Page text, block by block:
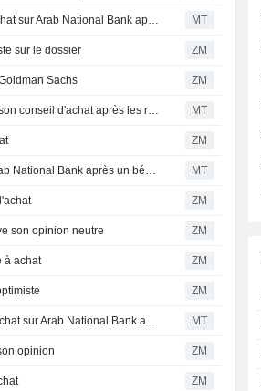
Riyad Capital maintient sa recommandation d'achat sur Arab National Bank après des résultats supérieurs aux attentes au deuxième trimestre MT
sur le dossier ZM
Sachs ZM
Arab National Bank : United Securities confirme son conseil d'achat après les résultats du premier trimestre MT
ZM
FAB Securities ajuste sa recommandation sur Arab National Bank après un bénéfice net supérieur aux attentes au T1 MT
ZM
son opinion neutre ZM
à achat ZM
ZM
FAB Securities maintient sa recommandation d'achat sur Arab National Bank après les résultats de l'exercice 2025 MT
opinion ZM
ZM